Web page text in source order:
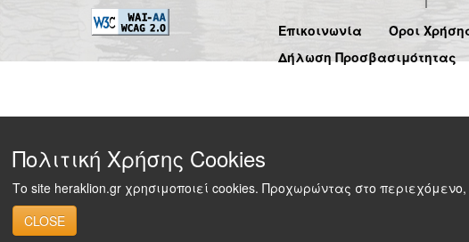
Επικοινωνία
Όροι
Δήλωση Προσβασιμότητας
Πολιτική Χρήσης Cookies
Το site heraklion.gr χρησιμοποιεί cookies. Προχωρώντας στο
CLOSE